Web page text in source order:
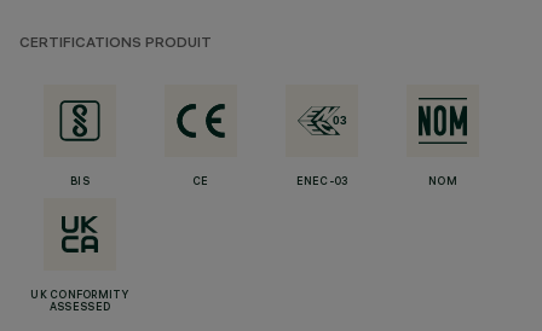
CERTIFICATIONS PRODUIT
BIS CE ENEC-03 NOM
UK CONFORMITY
ASSESSED